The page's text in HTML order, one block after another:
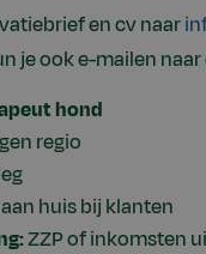
en cv naar
je ook e-mailen naar
hond
regio
aan huis bij klanten
ZZP of inkomsten